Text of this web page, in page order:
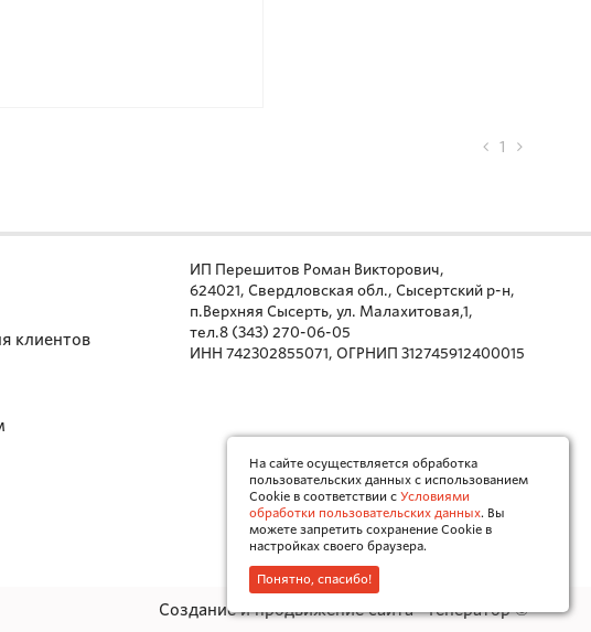
1
клиентов
ИП Перешитов Роман Викторович,
624021, Свердловская обл., Сысертский р-н,
п.Верхняя Сысерть, ул. Малахитовая,1,
тел.8 (343) 270-06-05
ИНН 742302855071, ОГРНИП 312745912400015
Создание и продвижение сайта - Генератор ©
На сайте осуществляется обработка
пользовательских данных с использованием
Cookie в соответствии с Условиями
обработки пользовательских данных. Вы
можете запретить сохранение Cookie в
настройках своего браузера.
Понятно, спасибо!